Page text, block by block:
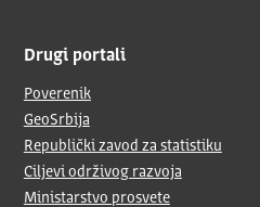
Drugi portali
Poverenik
GeoSrbija
Republički zavod za statistiku
Ciljevi održivog razvoja
Ministarstvo prosvete